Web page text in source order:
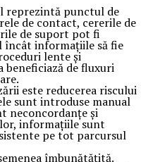
reprezintă punctul de
de contact, cererile de
de suport pot fi
încât informațiile să fie
lente și
beneficiază de fluxuri
este reducerea riscului
sunt introduse manual
neconcordanțe și
informațiile sunt
pe tot parcursul
îmbunătățită.